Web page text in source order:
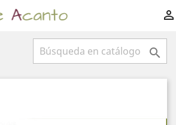

